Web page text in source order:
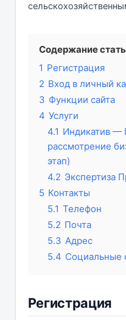
Содержание
1 Регистрация
2 Вход в личный
3 Функции сайта
4 Услуги
4.1 Индикатив —
рассмотрение
этап)
4.2 Экспертиза
5 Контакты
5.1 Телефон
5.2 Почта
5.3 Адрес
5.4 Социальные
Регистрация